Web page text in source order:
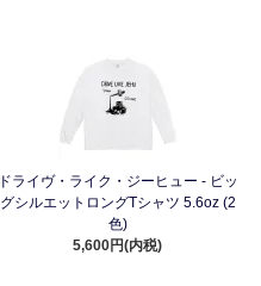
ドライヴ・ライク・ジーヒュー - ビッ
グシルエットロングTシャツ 5.6oz (2
色)
5,600円(内税)